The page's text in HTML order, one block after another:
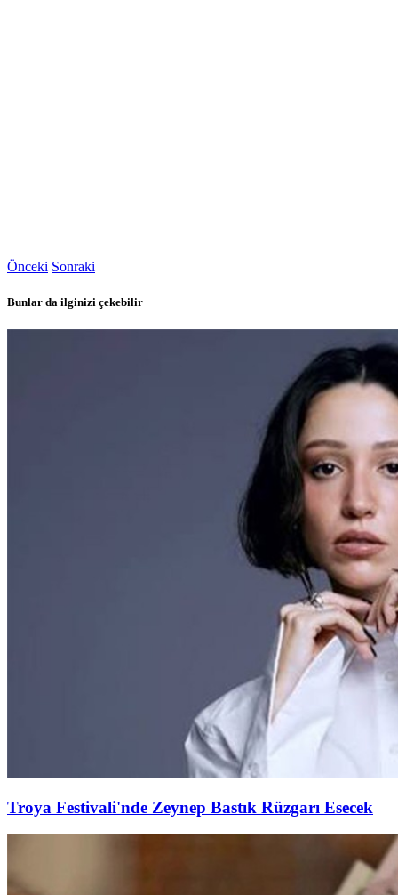
Önceki Sonraki
Bunlar da ilginizi çekebilir
Troya Festivali'nde Zeynep Bastık Rüzgarı Esecek